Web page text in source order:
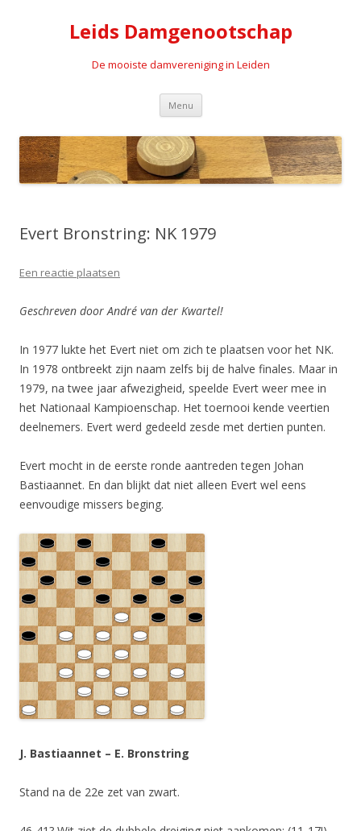
Leids Damgenootschap
De mooiste damvereniging in Leiden
Menu Spring naar de inhoud
Evert Bronstring: NK 1979
Een reactie plaatsen
Geschreven door André van der Kwartel!
In 1977 lukte het Evert niet om zich te plaatsen voor het NK.
In 1978 ontbreekt zijn naam zelfs bij de halve finales. Maar in
1979, na twee jaar afwezigheid, speelde Evert weer mee in
het Nationaal Kampioenschap. Het toernooi kende veertien
deelnemers. Evert werd gedeeld zesde met dertien punten.
Evert mocht in de eerste ronde aantreden tegen Johan
Bastiaannet. En dan blijkt dat niet alleen Evert wel eens
eenvoudige missers beging.
J. Bastiaannet – E. Bronstring
Stand na de 22e zet van zwart.